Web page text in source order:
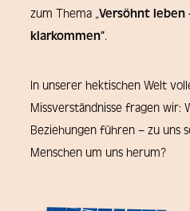
zum Thema „Versöhnt leben
klarkommen“.
In unserer hektischen Welt
Missverständnisse fragen wir:
Beziehungen führen – zu uns
Menschen um uns herum?